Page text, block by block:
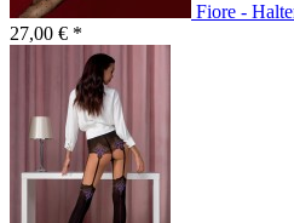
Fiore -
27,00 € *